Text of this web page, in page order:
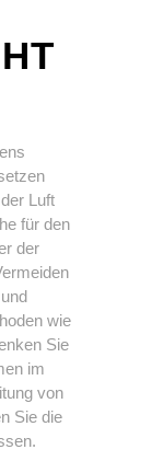
Luft
für den
der
wie
Sie
im
von
Sie die